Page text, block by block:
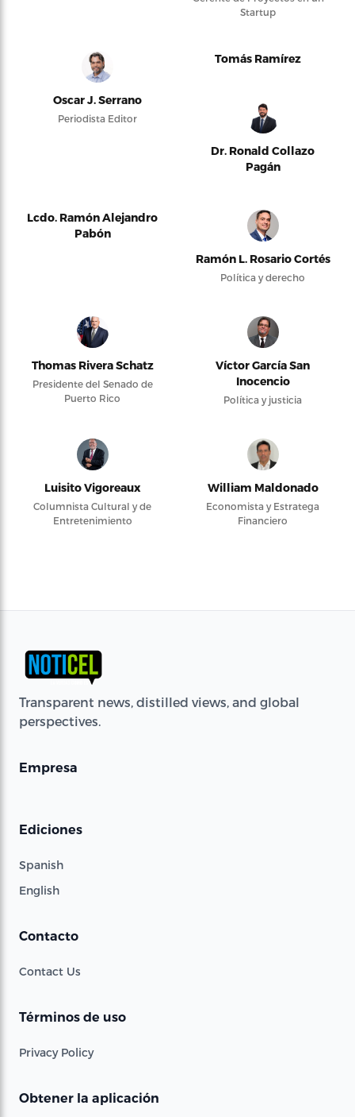
Startup
Oscar J. Serrano
Periodista Editor
Tomás Ramírez
Dr. Ronald Collazo
Pagán
Lcdo. Ramón Alejandro
Pabón
Ramón L. Rosario Cortés
Política y derecho
Thomas Rivera Schatz
Presidente del Senado de
Puerto Rico
Víctor García San
Inocencio
Política y justicia
Luisito Vigoreaux
Columnista Cultural y de
Entretenimiento
William Maldonado
Economista y Estratega
Financiero
Transparent news, distilled views, and global
perspectives.
Empresa
Ediciones
Spanish
English
Contacto
Contact Us
Términos de uso
Privacy Policy
Obtener la aplicación